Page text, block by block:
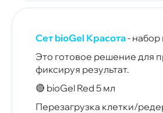
Сет bioGel Красота- набор
Это готовое решение для
фиксируя результат.
🔴 bioGel Red 5 мл
Перезагрузка клетки/